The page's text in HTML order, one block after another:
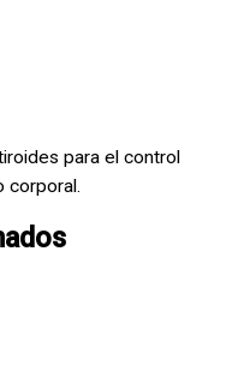
para el control
corporal.